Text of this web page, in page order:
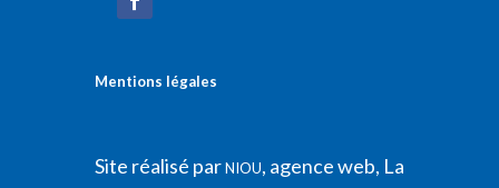
Mentions légales
Site réalisé parNIOU, agence web, La